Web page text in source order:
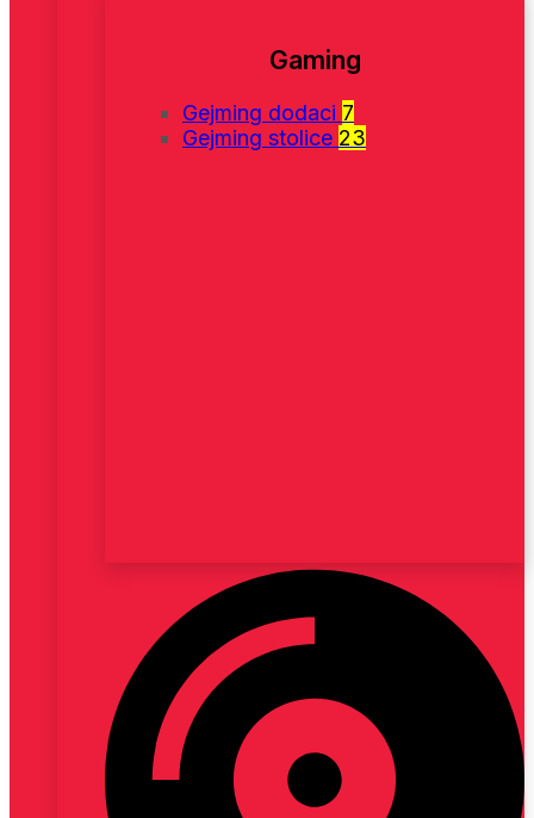
Gaming
Gejming dodaci 7
Gejming stolice 23